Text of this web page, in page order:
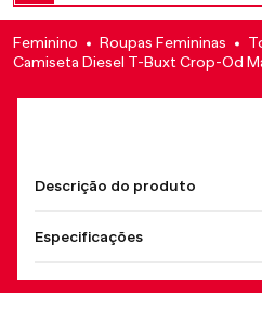
Feminino Roupas Femininas
Camiseta Diesel T-Buxt Crop-Od
Descrição do produto
Especificações